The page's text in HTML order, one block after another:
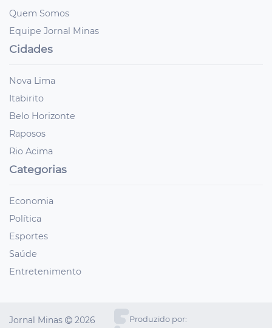
Quem Somos
Equipe Jornal Minas
Cidades
Nova Lima
Itabirito
Belo Horizonte
Raposos
Rio Acima
Categorias
Economia
Política
Esportes
Saúde
Entretenimento
Jornal Minas 2026 Produzido por: